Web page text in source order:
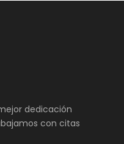
dedicación
con citas